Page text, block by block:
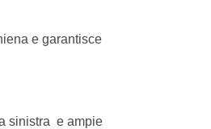
e garantisce
sinistra e ampie